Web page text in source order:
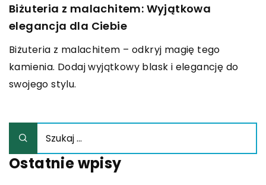
Biżuteria z malachitem: Wyjątkowa
elegancja dla Ciebie
Biżuteria z malachitem – odkryj magię tego
kamienia. Dodaj wyjątkowy blask i elegancję do
swojego stylu.
Ostatnie wpisy